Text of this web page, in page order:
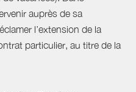
auprès de sa
l’extension de la
particulier, au titre de la